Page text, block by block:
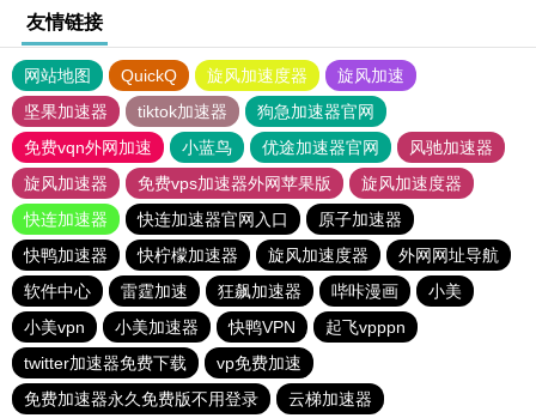
友情链接
网站地图 QuickQ 旋风加速度器
旋风加速
坚果加速器
tiktok加速器
狗急加速器官网
免费vqn外网加速
小蓝鸟 优途加速器官网
风驰加速器
旋风加速器
免费vps加速器外网苹果版
旋风加速度器
快连加速器
快连加速器官网入口
原子加速器
快鸭加速器
快柠檬加速器 旋风加速度器
外网网址导航
软件中心
雷霆加速 狂飙加速器 哔咔漫画
小美
小美vpn
小美加速器 快鸭VPN
起飞vpppn
twitter加速器免费下载
vp免费加速
免费加速器永久免费版不用登录
云梯加速器